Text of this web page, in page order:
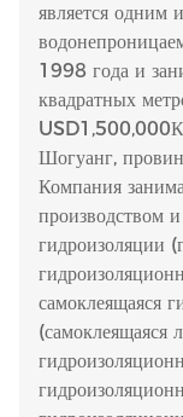
является одним
1998 года и
квадратных
Шогуанг,
Компания
производством
гидроизоляции
самоклеящаяся
(самоклеящаяся